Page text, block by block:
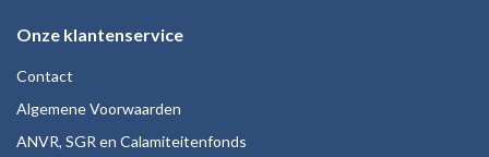
Onze klantenservice
Contact
Algemene Voorwaarden
ANVR, SGR en Calamiteitenfonds